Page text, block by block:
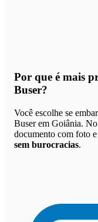
Por que é mais
Buser?
Você escolhe se
Buser em Goiânia.
documento com foto
sem burocracias.